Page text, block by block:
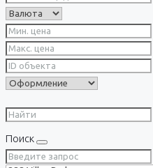
Поиск